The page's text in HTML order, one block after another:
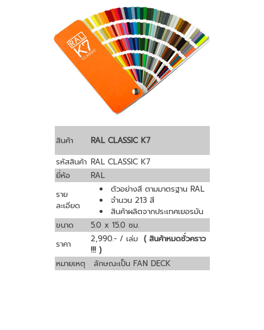
สินค้า
RAL CLASSIC K7
รหัสสินค้า RAL CLASSIC K7
ยี่ห้อ
RAL
ราย
ละเอียด
ตัวอย่างสี ตามมาตรฐาน RAL
จำนวน 213 สี
สินค้าผลิตจากประเทศเยอรมัน
ขนาด
5.0 x 15.0 ซม.
ราคา
2,990.- / เล่ม ( สินค้าหมดชั่วคราว
!!! )
หมายเหตุ
ลักษณะเป็น FAN DECK